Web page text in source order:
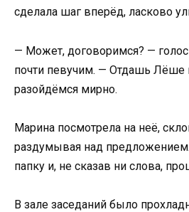
сделала шаг вперёд, ласково
— Может, договоримся? —
почти певучим. — Отдашь Лёше
разойдёмся мирно.
Марина посмотрела на неё,
раздумывая над
папку и, не сказав ни слова,
В зале заседаний было